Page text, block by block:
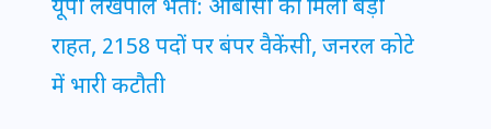
यूपी लेखपाल भर्ती: ओबीसी को मिली बड़ी
राहत, 2158 पदों पर बंपर वैकेंसी, जनरल कोटे
में भारी कटौती